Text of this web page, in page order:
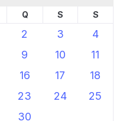
Q S S
2 3
4
9 10
11
16 17
18
23 24
25
30